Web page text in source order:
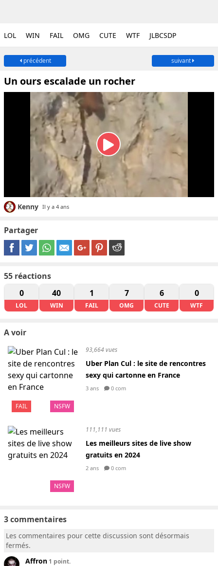
LOL WIN FAIL OMG CUTE WTF JLBCSDP
précédent suivant
Un ours escalade un rocher
Kenny Il y a 4 ans
Partager
55 réactions
0
LOL
40
WIN
1
FAIL
7
OMG
6
CUTE
0
WTF
A voir
FAIL NSFW
93,664 vues
Uber Plan Cul : le site de rencontres
sexy qui cartonne en France
3 ans 0 com
NSFW
111,111 vues
Les meilleurs sites de live show
gratuits en 2024
2 ans 0 com
3 commentaires
Les commentaires pour cette discussion sont désormais
fermés.
Affron 1 point.